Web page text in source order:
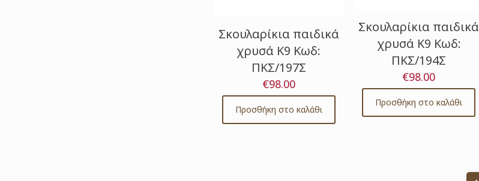
Σκουλαρίκια παιδικά
χρυσά Κ9 Κωδ:
ΠΚΣ/197Σ
€98.00
Προσθήκη στο καλάθι
Σκουλαρίκια παιδικά
χρυσά Κ9 Κωδ:
ΠΚΣ/194Σ
€98.00
Προσθήκη στο καλάθι